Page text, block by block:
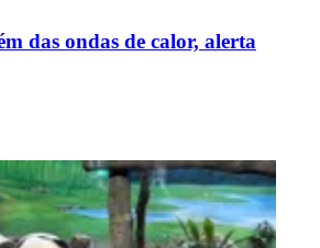
das ondas de calor, alerta